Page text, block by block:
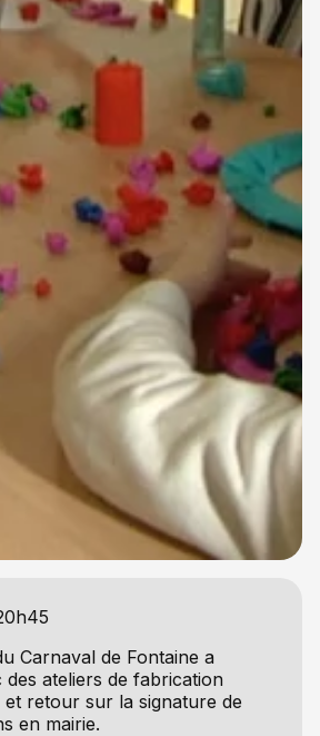
Carnaval de Fontaine a
ateliers de fabrication
et retour sur la signature de
en mairie.